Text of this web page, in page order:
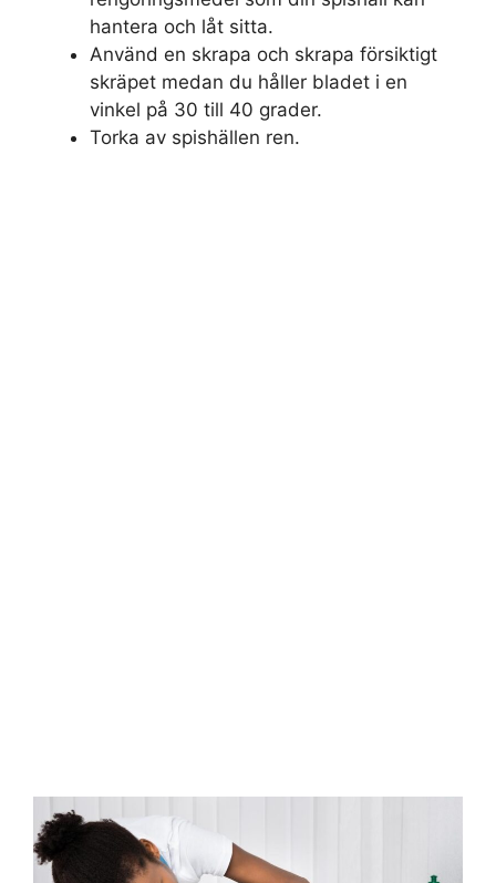
hantera och låt sitta.
Använd en skrapa och skrapa försiktigt
skräpet medan du håller bladet i en
vinkel på 30 till 40 grader.
Torka av spishällen ren.